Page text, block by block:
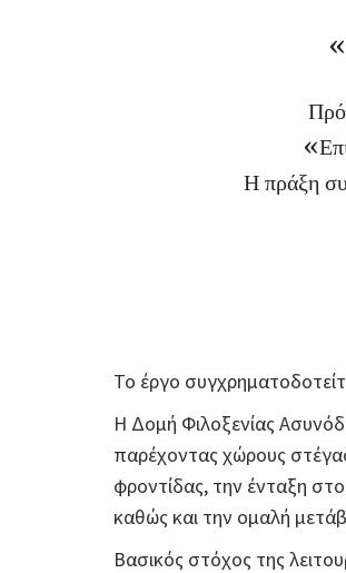
Η πράξη
Το έργο
Η Δομή Φιλοξενίας
παρέχοντας χώρους
φροντίδας, την ένταξη
καθώς και την ομαλή
Βασικός στόχος της